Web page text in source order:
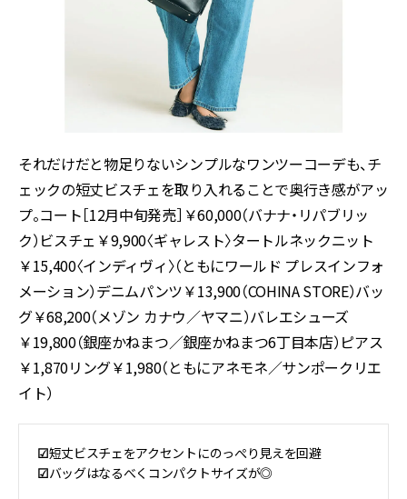
それだけだと物足りないシンプルなワンツーコーデも、チ
ェックの短丈ビスチェを取り入れることで奥行き感がアッ
プ。コート［12月中旬発売］￥60,000（バナナ・リパブリッ
ク）ビスチェ￥9,900〈ギャレスト〉タートルネックニット
￥15,400〈インディヴィ〉（ともにワールド プレスインフォ
メーション）デニムパンツ￥13,900（COHINA STORE）バッ
グ￥68,200（メゾン カナウ／ヤマニ）バレエシューズ
￥19,800（銀座かねまつ／銀座かねまつ6丁目本店）ピアス
￥1,870リング￥1,980（ともにアネモネ／サンポークリエ
イト）
☑︎短丈ビスチェをアクセントにのっぺり見えを回避
☑︎バッグはなるべくコンパクトサイズが◎